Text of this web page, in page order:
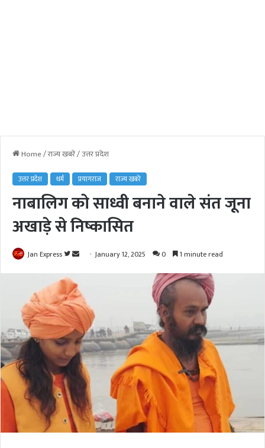
Home/राज्य खबरें/उत्तर प्रदेश
उत्तर प्रदेश धर्म प्रयागराज राज्य खबरें
नाबालिग को साध्वी बनाने वाले संत जूना
अखाड़े से निष्कासित
Jan Express
F
l
l
o
w
o
n
t
t
d
a
n
e
m
a
January 12, 2025 0 1 minute read